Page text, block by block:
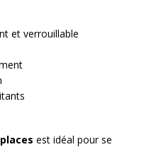
et verrouillable
est idéal pour se